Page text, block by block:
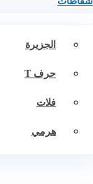
الجزيرة
حرف T
فلات
هرمي